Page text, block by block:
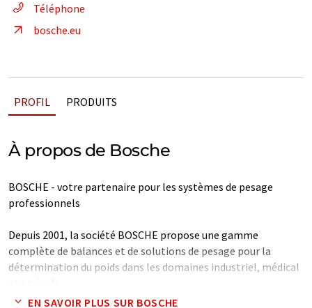
Téléphone
bosche.eu
PROFIL PRODUITS
À propos de Bosche
BOSCHE - votre partenaire pour les systèmes de pesage
professionnels
Depuis 2001, la société BOSCHE propose une gamme
complète de balances et de solutions de pesage pour la
détermination du poids dans les domaines industriel, médical
EN SAVOIR PLUS SUR BOSCHE